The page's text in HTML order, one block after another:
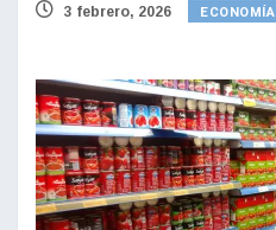
3 febrero, 2026 ECONOMÍA